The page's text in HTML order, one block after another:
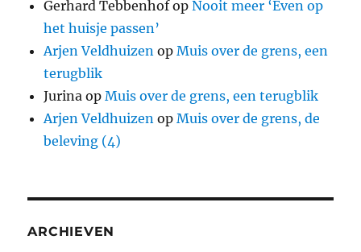
Gerhard TebbenhofopNooit meer ‘Even op
het huisje passen’
Arjen Veldhuizen opMuis over de grens, een
terugblik
Jurina opMuis over de grens, een terugblik
Arjen Veldhuizen opMuis over de grens, de
beleving (4)
ARCHIEVEN